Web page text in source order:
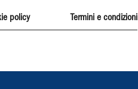
policy Termini e condizioni